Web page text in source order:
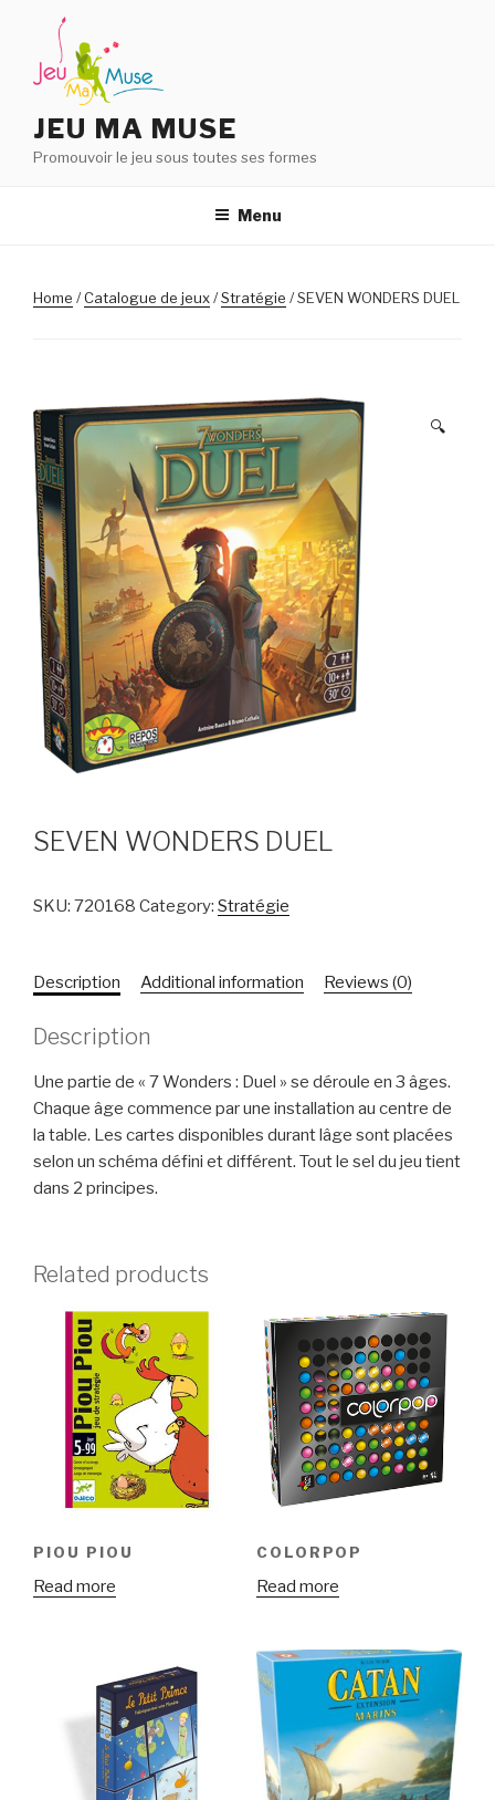
contenu
principal
JEU MA MUSE
Promouvoir le jeu sous toutes ses formes
Menu
Home /Catalogue de jeux/Stratégie / SEVEN WONDERS DUEL
🔍
SEVEN WONDERS DUEL
SKU: 720168 Category: Stratégie
Description Additional information Reviews (0)
Description
Une partie de « 7 Wonders : Duel » se déroule en 3 âges.
Chaque âge commence par une installation au centre de
la table. Les cartes disponibles durant lâge sont placées
selon un schéma défini et différent. Tout le sel du jeu tient
dans 2 principes.
Related products
PIOU PIOU
Read more
COLORPOP
Read more